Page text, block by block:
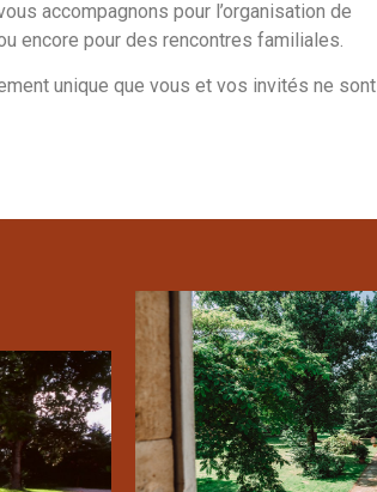
accompagnons pour l’organisation de
encore pour des rencontres familiales.
unique que vous et vos invités ne sont